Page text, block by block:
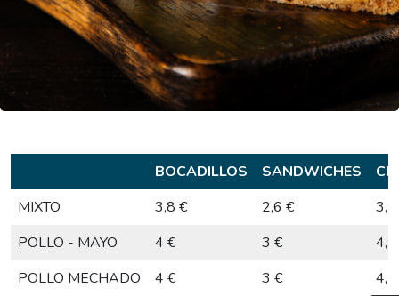
BOCADILLOS SANDWICHES
MIXTO
3,8 € 2,6 €
POLLO - MAYO
4 € 3 €
POLLO MECHADO
4 € 3 €